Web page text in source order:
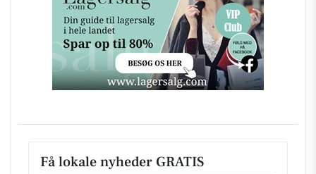
Få lokale nyheder GRATIS